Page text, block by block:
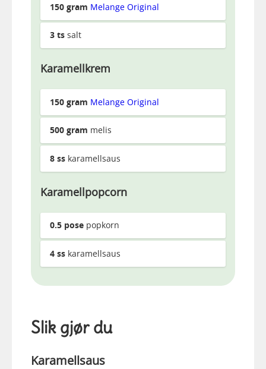
150 gram Melange Original
3 ts salt
Karamellkrem
150 gram Melange Original
500 gram melis
8 ss karamellsaus
Karamellpopcorn
0.5 pose popkorn
4 ss karamellsaus
Slik gjør du
Karamellsaus